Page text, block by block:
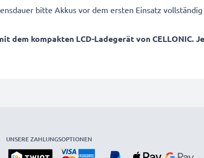
bitte Akkus vor dem ersten Einsatz vollständig
dem kompakten LCD-Ladegerät von CELLONIC.
UNSERE ZAHLUNGSOPTIONEN